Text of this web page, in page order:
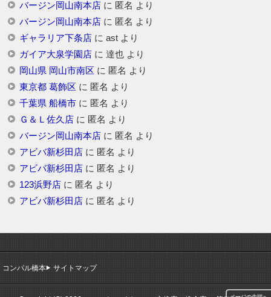
バージン岡山南本店に 匿名 より
バージン岡山南本店に 匿名 より
ギャラリア下条店に astより
ガイア大泉学園店に 達也より
岡山県 岡山市南区 に 匿名 より
東京都 葛飾区 に 匿名 より
千葉県 船橋市に 匿名 より
Ｇ＆Ｌ佐久店に 匿名 より
バージン岡山南本店に 匿名 より
アビバ新杉田店に 匿名 より
アビバ新杉田店に 匿名 より
123浜野店に 匿名 より
アビバ新杉田店に 匿名 より
コンパル橋本 サイトマップ